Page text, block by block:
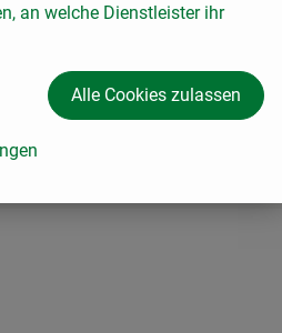
an welche Dienstleister ihr
Alle Cookies zulassen